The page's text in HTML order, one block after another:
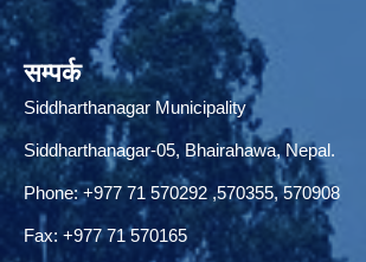
सम्पर्क
Siddharthanagar Municipality
Siddharthanagar-05, Bhairahawa, Nepal.
Phone:+977 71 570292,570355, 570908
Fax: +977 71 570165